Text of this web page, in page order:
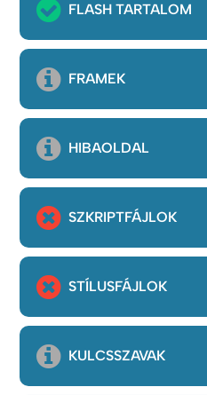
FLASH TARTALOM
FRAMEK
HIBAOLDAL
SZKRIPTFÁJLOK
STÍLUSFÁJLOK
KULCSSZAVAK